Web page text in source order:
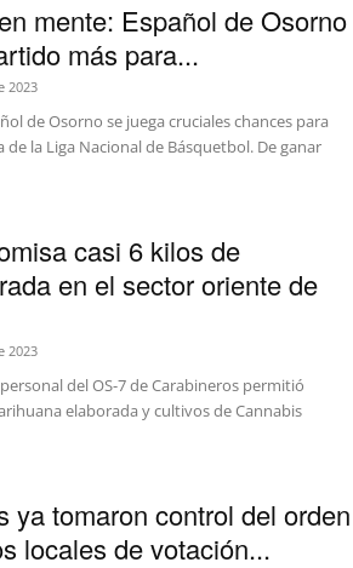
mente: Español de Osorno
más para...
2023
de Osorno se juega cruciales chances para
la Liga Nacional de Básquetbol. De ganar
casi 6 kilos de
en el sector oriente de
2023
del OS-7 de Carabineros permitió
elaborada y cultivos de Cannabis
ya tomaron control del orden
locales de votación...